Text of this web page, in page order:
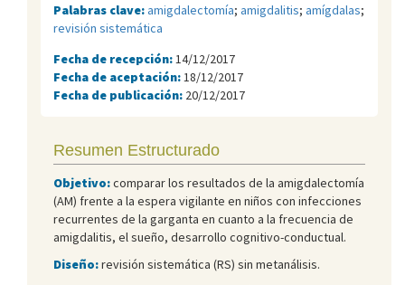
Palabras clave:amigdalectomía; amigdalitis; amígdalas;
revisión sistemática
Fecha de recepción: 14/12/2017
Fecha de aceptación: 18/12/2017
Fecha de publicación: 20/12/2017
Resumen Estructurado
Objetivo:comparar los resultados de la amigdalectomía
(AM) frente a la espera vigilante en niños con infecciones
recurrentes de la garganta en cuanto a la frecuencia de
amigdalitis, el sueño, desarrollo cognitivo-conductual.
Diseño:revisión sistemática (RS) sin metanálisis.